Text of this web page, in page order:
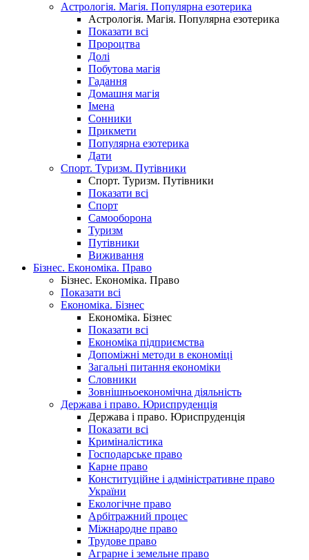
Астрологія. Магія. Популярна езотерика
Астрологія. Магія. Популярна езотерика
Показати всі
Пророцтва
Долі
Побутова магія
Гадання
Домашня магія
Імена
Сонники
Прикмети
Популярна езотерика
Дати
Спорт. Туризм. Путівники
Спорт. Туризм. Путівники
Показати всі
Спорт
Самооборона
Туризм
Путівники
Виживання
Бізнес. Економіка. Право
Бізнес. Економіка. Право
Показати всі
Економіка. Бізнес
Економіка. Бізнес
Показати всі
Економіка підприємства
Допоміжні методи в економіці
Загальні питання економіки
Словники
Зовнішньоекономічна діяльність
Держава і право. Юриспруденція
Держава і право. Юриспруденція
Показати всі
Криміналістика
Господарське право
Карне право
Конституційне і адміністративне право
України
Екологічне право
Арбітражний процес
Міжнародне право
Трудове право
Аграрне і земельне право